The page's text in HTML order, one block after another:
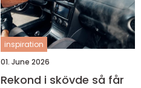
inspiration
01. June 2026
Rekond i skövde så får